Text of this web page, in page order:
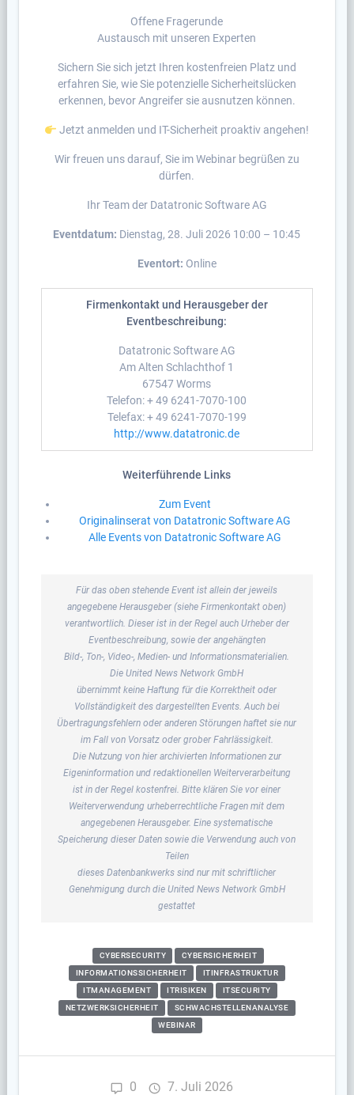
Offene Fragerunde
Austausch mit unseren Experten
Sichern Sie sich jetzt Ihren kostenfreien Platz und
erfahren Sie, wie Sie potenzielle Sicherheitslücken
erkennen, bevor Angreifer sie ausnutzen können.
Jetzt anmelden und IT-Sicherheit proaktiv angehen!
Wir freuen uns darauf, Sie im Webinar begrüßen zu
dürfen.
Ihr Team der Datatronic Software AG
Eventdatum: Dienstag, 28. Juli 2026 10:00 – 10:45
Eventort: Online
Firmenkontakt und Herausgeber der
Eventbeschreibung:
Datatronic Software AG
Am Alten Schlachthof 1
67547 Worms
Telefon: + 49 6241-7070-100
Telefax: + 49 6241-7070-199
http://www.datatronic.de
Weiterführende Links
Zum Event
Originalinserat von Datatronic Software AG
Alle Events von Datatronic Software AG
Für das oben stehende Event ist allein der jeweils
angegebene Herausgeber (siehe Firmenkontakt oben)
verantwortlich. Dieser ist in der Regel auch Urheber der
Eventbeschreibung, sowie der angehängten
Bild-, Ton-, Video-, Medien- und Informationsmaterialien.
Die United News Network GmbH
übernimmt keine Haftung für die Korrektheit oder
Vollständigkeit des dargestellten Events. Auch bei
Übertragungsfehlern oder anderen Störungen haftet sie nur
im Fall von Vorsatz oder grober Fahrlässigkeit.
Die Nutzung von hier archivierten Informationen zur
Eigeninformation und redaktionellen Weiterverarbeitung
ist in der Regel kostenfrei. Bitte klären Sie vor einer
Weiterverwendung urheberrechtliche Fragen mit dem
angegebenen Herausgeber. Eine systematische
Speicherung dieser Daten sowie die Verwendung auch von
Teilen
dieses Datenbankwerks sind nur mit schriftlicher
Genehmigung durch die United News Network GmbH
gestattet
CYBERSECURITY
CYBERSICHERHEIT
INFORMATIONSSICHERHEIT
ITINFRASTRUKTUR
ITMANAGEMENT
ITRISIKEN
ITSECURITY
NETZWERKSICHERHEIT
SCHWACHSTELLENANALYSE
WEBINAR
0 7. Juli 2026